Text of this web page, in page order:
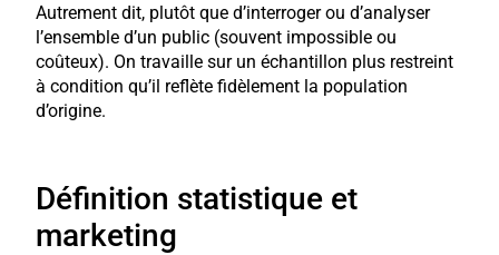
Autrement dit, plutôt que d’interroger ou d’analyser
l’ensemble d’un public (souvent impossible ou
coûteux). On travaille sur un échantillon plus restreint
à condition qu’il reflète fidèlement la population
d’origine.
Définition statistique et
marketing